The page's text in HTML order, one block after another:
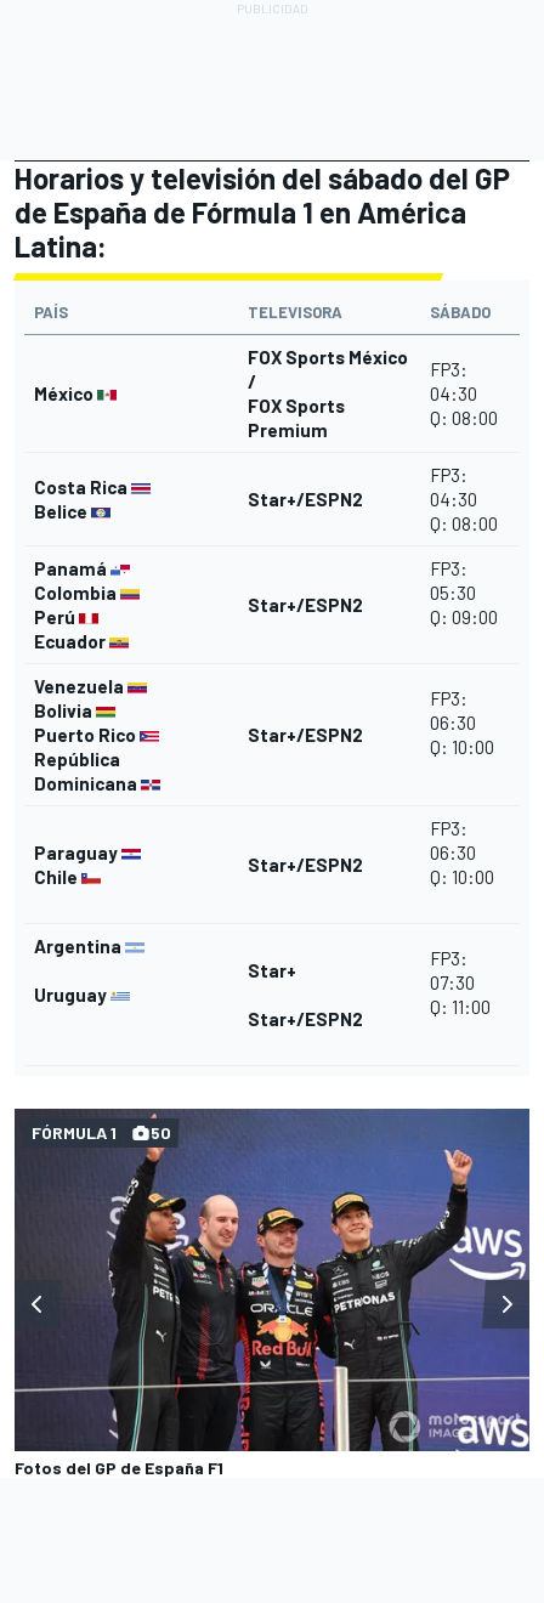
Horarios y televisión del sábado del GP
de España de Fórmula 1 en América
Latina:
PAÍS TELEVISORA SÁBADO
México
FOX Sports México
/
FOX Sports
Premium
FP3:
04:30
Q: 08:00
Costa Rica
Belice
Star+/ESPN2
FP3:
04:30
Q: 08:00
Panamá
Colombia
Perú
Ecuador
Star+/ESPN2
FP3:
05:30
Q: 09:00
Venezuela
Bolivia
Puerto Rico
República
Dominicana
Star+/ESPN2
FP3:
06:30
Q: 10:00
Paraguay
Chile
Star+/ESPN2
FP3:
06:30
Q: 10:00
Argentina
Uruguay
Star+
Star+/ESPN2
FP3:
07:30
Q: 11:00
Fotos del GP de España F1
FÓRMULA 1 50